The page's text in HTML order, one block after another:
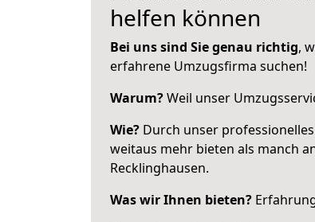
helfen können
Bei uns sind Sie genau richtig,
erfahrene Umzugsfirma suchen!
Warum?Weil unser
Wie? Durch unser
weitaus mehr bieten als manch
Recklinghausen.
Was wir Ihnen bieten?